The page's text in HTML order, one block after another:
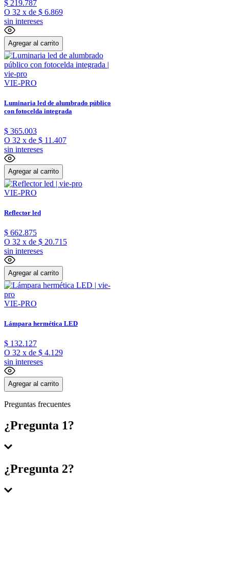
$ 219.787
O 32 x de $ 6.869
sin intereses
Agregar al carrito
VIE-PRO
Luminaria led de alumbrado público
con fotocelda integrada
$ 365.003
O 32 x de $ 11.407
sin intereses
Agregar al carrito
VIE-PRO
Reflector led
$ 662.875
O 32 x de $ 20.715
sin intereses
Agregar al carrito
VIE-PRO
Lámpara hermética LED
$ 132.127
O 32 x de $ 4.129
sin intereses
Agregar al carrito
Preguntas frecuentes
¿Pregunta 1?
Respuesta 1
¿Pregunta 2?